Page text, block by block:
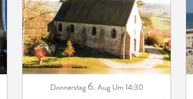
Donnerstag 6. Aug Um 14:30